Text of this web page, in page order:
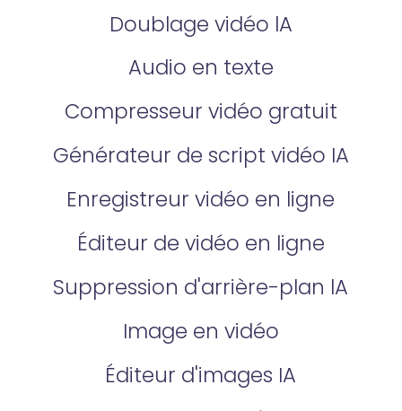
Doublage vidéo lA
Audio en texte
Compresseur vidéo gratuit
Générateur de script vidéo IA
Enregistreur vidéo en ligne
Éditeur de vidéo en ligne
Suppression d'arrière-plan lA
Image en vidéo
Éditeur d'images IA